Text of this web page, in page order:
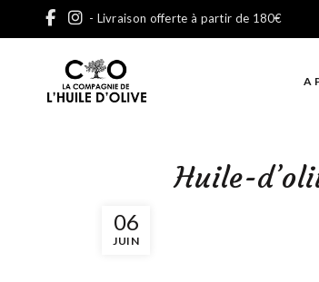
- Livraison offerte à partir de 180€
A
06
JUIN
Huile-